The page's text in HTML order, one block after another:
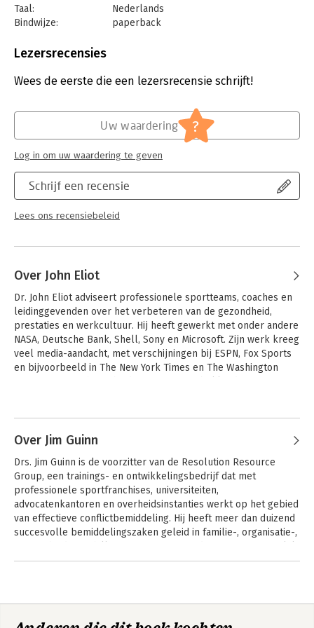
Taal:
Nederlands
Bindwijze:
paperback
Uitgever:
Verschijningsdatum:
17-6-2025
Persoonlijke effectiviteit
Lezersrecensies
Wees de eerste die een lezersrecensie schrijft!
Schrijf een recensie
Lees ons recensiebeleid
Uw waardering ?
Log in om uw waardering te geven
Over John Eliot
Dr. John Eliot adviseert professionele sportteams, coaches en
leidinggevenden over het verbeteren van de gezondheid,
prestaties en werkcultuur. Hij heeft gewerkt met onder andere
NASA, Deutsche Bank, Shell, Sony en Microsoft. Zijn werk kreeg
veel media-aandacht, met verschijningen bij ESPN, Fox Sports
en bijvoorbeeld in The New York Times en The Washington
Over Jim Guinn
Drs. Jim Guinn is de voorzitter van de Resolution Resource
Group, een trainings- en ontwikkelingsbedrijf dat met
professionele sportfranchises, universiteiten,
advocatenkantoren en overheidsinstanties werkt op het gebied
van effectieve conflictbemiddeling. Hij heeft meer dan duizend
succesvolle bemiddelingszaken geleid in familie-, organisatie-,
ceo's uit alle lagen van de samenleving, waaronder ook talloze